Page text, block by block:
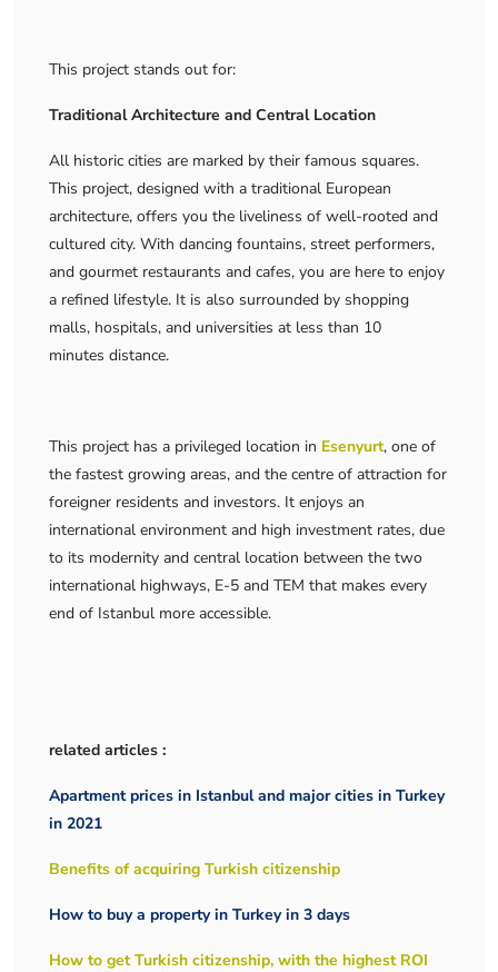
This project stands out for:
Traditional Architecture and Central Location
All historic cities are marked by their famous squares.
This project, designed with a traditional European
architecture, offers you the liveliness of well-rooted and
cultured city. With dancing fountains, street performers,
and gourmet restaurants and cafes, you are here to enjoy
a refined lifestyle. It is also surrounded by shopping
malls, hospitals, and universities at less than 10
minutes distance.
This project has a privileged location in Esenyurt, one of
the fastest growing areas, and the centre of attraction for
foreigner residents and investors. It enjoys an
international environment and high investment rates, due
to its modernity and central location between the two
international highways, E-5 and TEM that makes every
end of Istanbul more accessible.
related articles :
Apartment prices in Istanbul and major cities in Turkey
in 2021
Benefits of acquiring Turkish citizenship
How to buy a property in Turkey in 3 days
How to get Turkish citizenship, with the highest ROI